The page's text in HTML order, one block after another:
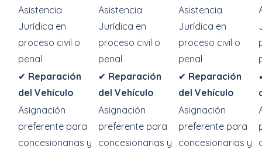
Asistencia
Jurídica en
proceso civil o
penal
Asistencia
Jurídica en
proceso civil o
penal
Asistencia
Jurídica en
proceso civil o
penal
✔ Reparación
del Vehículo
✔ Reparación
del Vehículo
✔ Reparación
del Vehículo
Asignación
preferente para
concesionarias y
Asignación
preferente para
concesionarias y
Asignación
preferente para
concesionarias y